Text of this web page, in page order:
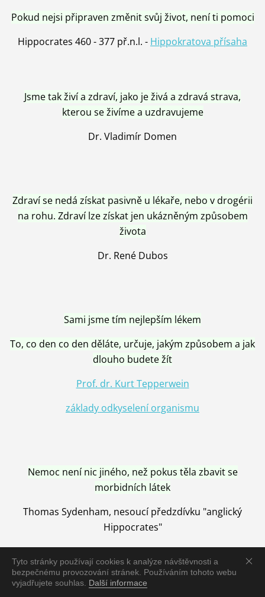
Tyto stránky používají cookies k analýze návštěvnosti a
bezpečnému provozování stránek. Používáním tohoto webu
vyjadřujete souhlas. Další informace
Pokud nejsi připraven změnit svůj život, není ti pomoci
Hippocrates 460 - 377 př.n.l. - Hippokratova přísaha
Jsme tak živí a zdraví, jako je živá a zdravá strava,
kterou se živíme a uzdravujeme
Dr. Vladimír Domen
Zdraví se nedá získat pasivně u lékaře, nebo v drogérii
na rohu. Zdraví lze získat jen ukázněným způsobem
života
Dr. René Dubos
Sami jsme tím nejlepším lékem
To, co den co den děláte, určuje, jakým způsobem a jak
dlouho budete žít
Prof. dr. Kurt Tepperwein
základy odkyselení organismu
Nemoc není nic jiného, než pokus těla zbavit se
morbidních látek
Thomas Sydenham, nesoucí předzdívku "anglický
Hippocrates"
Nemoc je vyléčena jen pomocí Přírody, neutralizací a